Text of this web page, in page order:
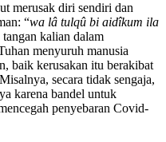
merusak diri sendiri dan
“wa lâ tulqû bi aidîkum ila
kalian dalam
menyuruh manusia
baik kerusakan itu berakibat
secara tidak sengaja,
karena bandel untuk
penyebaran Covid-